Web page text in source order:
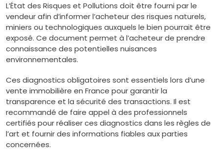
L’État des Risques et Pollutions doit être fourni par le
vendeur afin d’informer l’acheteur des risques naturels,
miniers ou technologiques auxquels le bien pourrait être
exposé. Ce document permet à l’acheteur de prendre
connaissance des potentielles nuisances
environnementales.
Ces diagnostics obligatoires sont essentiels lors d’une
vente immobilière en France pour garantir la
transparence et la sécurité des transactions. Il est
recommandé de faire appel à des professionnels
certifiés pour réaliser ces diagnostics dans les règles de
l’art et fournir des informations fiables aux parties
concernées.